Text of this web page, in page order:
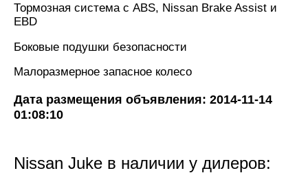
Тормозная система с ABS, Nissan Brake Assist и
EBD
Боковые подушки безопасности
Малоразмерное запасное колесо
Дата размещения объявления: 2014-11-14
01:08:10
Nissan Juke в наличии у дилеров: